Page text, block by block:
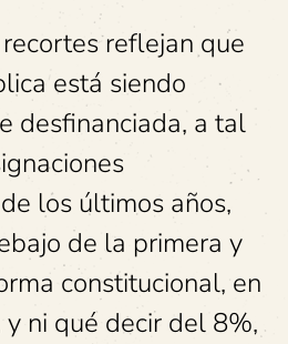
reflejan que
está siendo
desfinanciada, a tal
los últimos años,
de la primera y
constitucional, en
ni qué decir del 8%,